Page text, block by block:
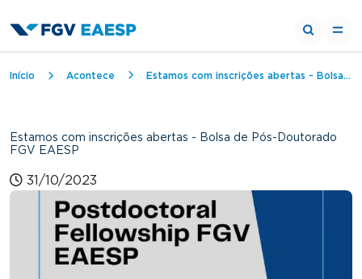
Trilha de navegação
Início Acontece Estamos com inscrições abertas - Bolsa de Pós-Doutorado FGV EAESP
Estamos com inscrições abertas - Bolsa de Pós-Doutorado
FGV EAESP
31/10/2023